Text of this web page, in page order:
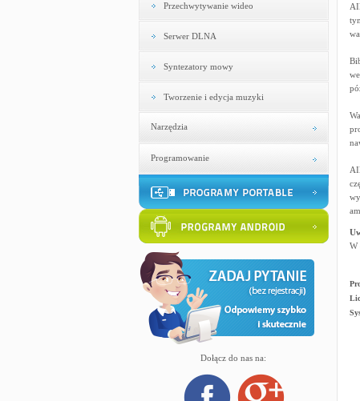
Przechwytywanie wideo
Serwer DLNA
Syntezatory mowy
Tworzenie i edycja muzyki
Narzędzia
Programowanie
Dołącz do nas na:
W